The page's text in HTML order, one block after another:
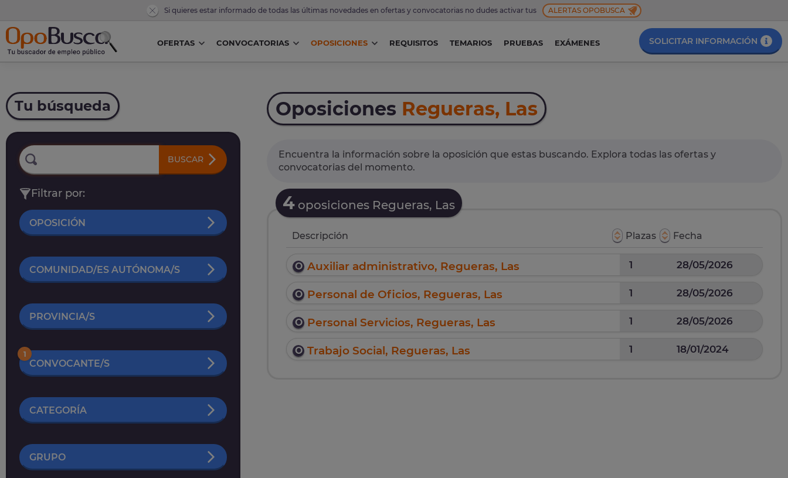
Si quieres estar informado de todas las últimas novedades en ofertas y convocatorias no dudes activar tus ALERTAS OPOBUSCA
OFERTAS CONVOCATORIAS OPOSICIONES REQUISITOS TEMARIOS PRUEBAS EXÁMENES SOLICITAR INFORMACIÓN
Tu búsqueda
BUSCAR
Filtrar por:
OPOSICIÓN
COMUNIDAD/ES AUTÓNOMA/S
PROVINCIA/S
CONVOCANTE/S
1
CATEGORÍA
GRUPO
Oposiciones Regueras, Las
Encuentra la información sobre la oposición que estas buscando. Explora todas las ofertas y
convocatorias del momento.
4 oposiciones Regueras, Las
Descripción Plazas Fecha
Auxiliar administrativo, Regueras, Las 1 28/05/2026
Personal de Oficios, Regueras, Las 1 28/05/2026
Personal Servicios, Regueras, Las 1 28/05/2026
Trabajo Social, Regueras, Las 1 18/01/2024